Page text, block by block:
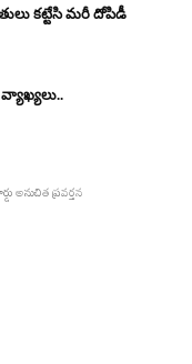
కట్టేసి మరీ దోపిడీ